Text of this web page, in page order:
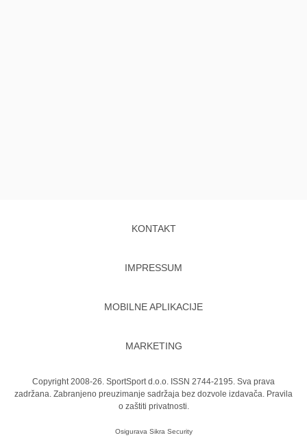
KONTAKT
IMPRESSUM
MOBILNE APLIKACIJE
MARKETING
Copyright 2008-26. SportSport d.o.o. ISSN 2744-2195. Sva prava
zadržana. Zabranjeno preuzimanje sadržaja bez dozvole izdavača. Pravila
o zaštiti privatnosti.
Osigurava Sikra Security